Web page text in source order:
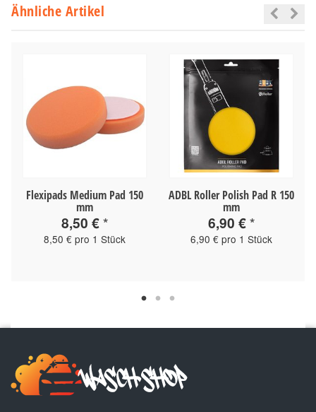
Ähnliche Artikel
Flexipads Medium Pad 150
mm
8,50 €*
8,50 € pro 1 Stück
ADBL Roller Polish Pad R 150
mm
6,90 €*
6,90 € pro 1 Stück